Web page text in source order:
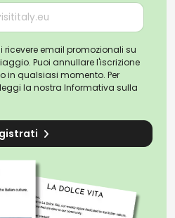
ricevere email promozionali su
Puoi annullare l'iscrizione
in qualsiasi momento. Per
la nostra Informativa sulla